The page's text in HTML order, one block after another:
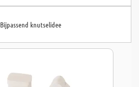
Bijpassend knutselidee